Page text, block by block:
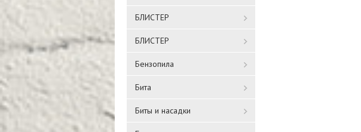
БЛИСТЕР
БЛИСТЕР
Бензопила
Бита
Биты и насадки